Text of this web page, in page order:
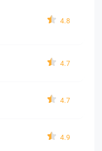
4.8
4.7
4.7
4.9